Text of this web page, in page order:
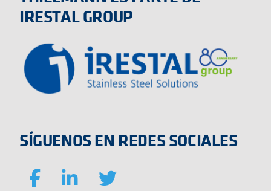
IRESTAL GROUP
SÍGUENOS EN REDES SOCIALES